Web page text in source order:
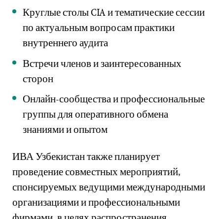
Круглые столы CIA и тематические сессии
по актуальным вопросам практики
внутреннего аудита
Встречи членов и заинтересованных
сторон
Онлайн-сообщества и профессиональные
группы для оперативного обмена
знаниями и опытом
ИВА Узбекистан также планирует
проведение совместных мероприятий,
спонсируемых ведущими международными
организациями и профессиональными